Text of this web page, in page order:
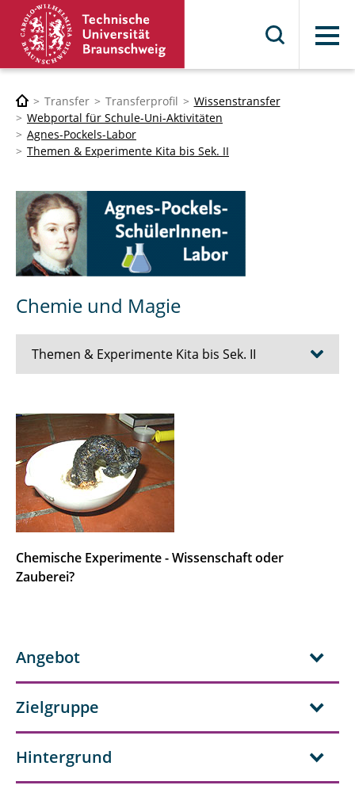
Menü
Transfer Transferprofil
Wissenstransfer
Webportal für Schule-Uni-Aktivitäten
Agnes-Pockels-Labor
Themen & Experimente Kita bis Sek. II
Chemie und Magie
Themen & Experimente Kita bis Sek. II
"Dem Täter auf der Spur"
Chemie und Magie
Experimente zum Thema Ernährung
Experimente mit Milch
Energie
Polymere
Lebensmittelverschwendung
Experimente zum Klimawandel
Stoffkreisläufe
Chemische Experimente - Wissenschaft oder
Zauberei?
Angebot
Zielgruppe
Hintergrund